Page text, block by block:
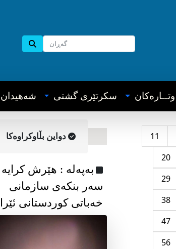
وتــاره‌کان سکرتێری گشتی شه‌هیدان
11
20
29
38
47
56
دواین بڵاوکراوه‌کا
به‌په‌له‌ : هێرش کرایە
سەر بنکەی سازمانی
خەباتی کوردستانی